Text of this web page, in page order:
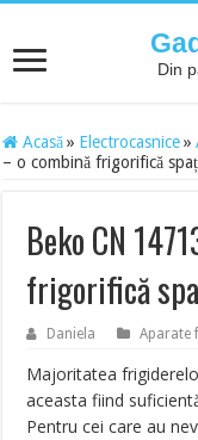
Din
Acasă » Electrocasnice »
– o combină frigorifică
Beko CN
frigorifică
Daniela Aparate
Majoritatea
aceasta fiind
Pentru cei care au